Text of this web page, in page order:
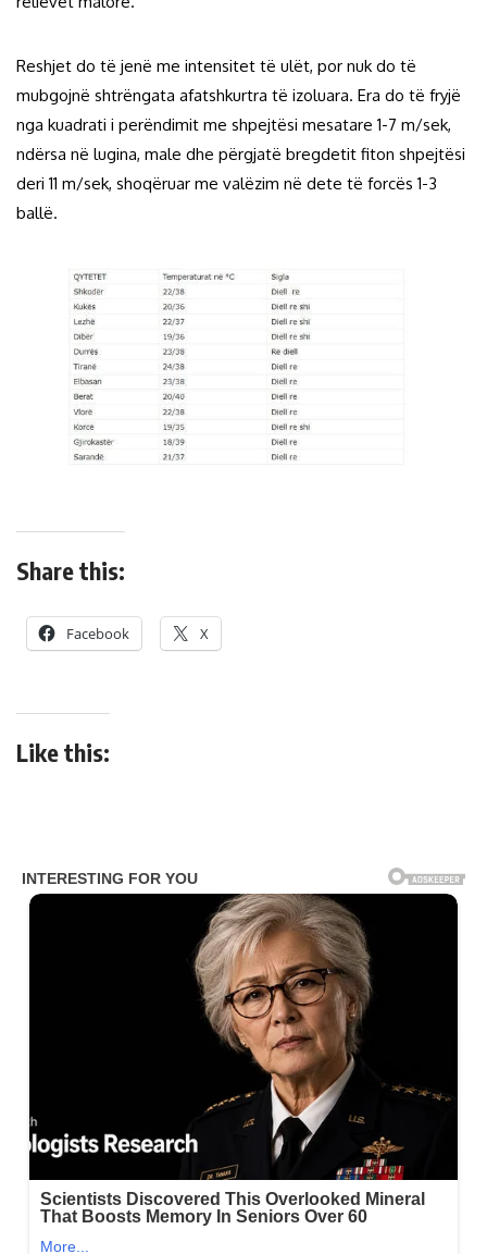
Reshjet do të jenë me intensitet të ulët, por nuk do të
mubgojnë shtrëngata afatshkurtra të izoluara. Era do të fryjë
nga kuadrati i perëndimit me shpejtësi mesatare 1-7 m/sek,
ndërsa në lugina, male dhe përgjatë bregdetit fiton shpejtësi
deri 11 m/sek, shoqëruar me valëzim në dete të forcës 1-3
ballë.
Share this:
Facebook X
Like this: